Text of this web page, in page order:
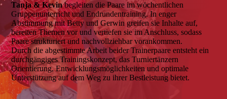
Tanja & Kevinbegleiten die Paare im wöchentlichen
Gruppenunterricht und Endrundentraining. In enger
Abstimmung mit Betty und Gerwin greifen sie Inhalte auf,
bereiten Themen vor und vertiefen sie im Anschluss, sodass
Paare strukturiert und nachvollziehbar vorankommen.
Durch die abgestimmte Arbeit beider Trainerpaare entsteht ein
durchgängiges Trainingskonzept, das Turniertänzern
Orientierung, Entwicklungsmöglichkeiten und optimale
Unterstützung auf dem Weg zu ihrer Bestleistung bietet.